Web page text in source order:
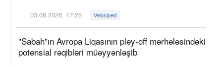
03.08.2026, 17:25 Velosiped
"Sabah"ın Avropa Liqasının pley-off mərhələsindəki
potensial rəqibləri müəyyənləşib